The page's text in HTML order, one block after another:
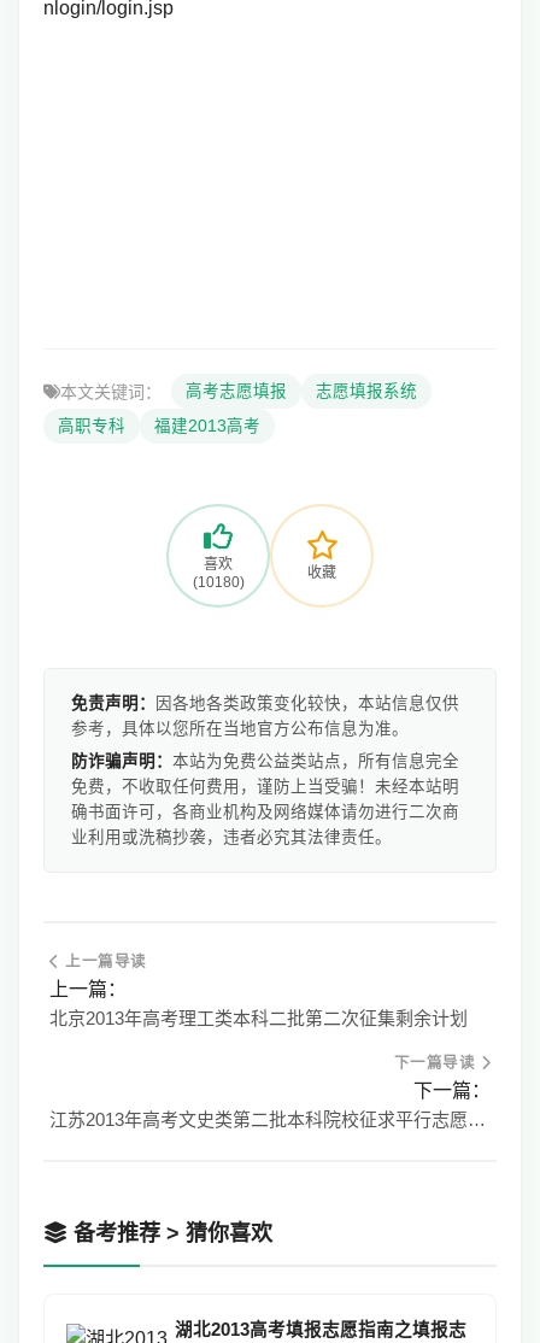
nlogin/login.jsp
本文关键词： 高考志愿填报
志愿填报系统
高职专科
福建2013高考
喜欢
(10180)
收藏
免责声明：
因各地各类政策变化较快，本站信息仅供
参考，具体以您所在当地官方公布信息为准。
防诈骗声明： 本站为免费公益类站点，所有信息完全
免费，不收取任何费用，谨防上当受骗！未经本站明
确书面许可，各商业机构及网络媒体请勿进行二次商
业利用或洗稿抄袭，违者必究其法律责任。
上一篇导读
上一篇：
北京2013年高考理工类本科二批第二次征集剩余计划
下一篇导读
下一篇：
江苏2013年高考文史类第二批本科院校征求平行志愿计划一
备考推荐 > 猜你喜欢
湖北2013高考填报志愿指南之填报志